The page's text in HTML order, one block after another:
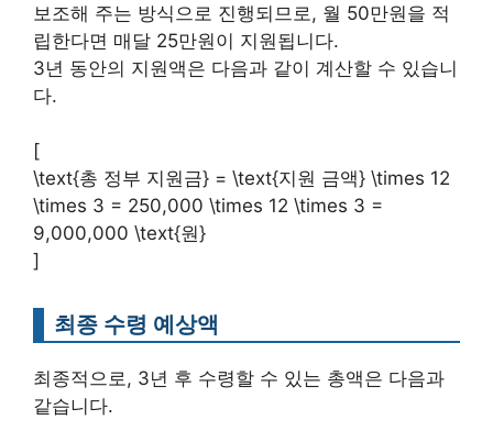
보조해 주는 방식으로 진행되므로, 월 50만원을 적
립한다면 매달 25만원이 지원됩니다.
3년 동안의 지원액은 다음과 같이 계산할 수 있습니
다.
[
\text{총 정부 지원금} = \text{지원 금액} \times 12
\times 3 = 250,000 \times 12 \times 3 =
9,000,000 \text{원}
]
최종 수령 예상액
최종적으로, 3년 후 수령할 수 있는 총액은 다음과
같습니다.